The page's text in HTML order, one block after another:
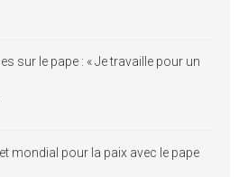
sur le pape : « Je travaille pour un
mondial pour la paix avec le pape